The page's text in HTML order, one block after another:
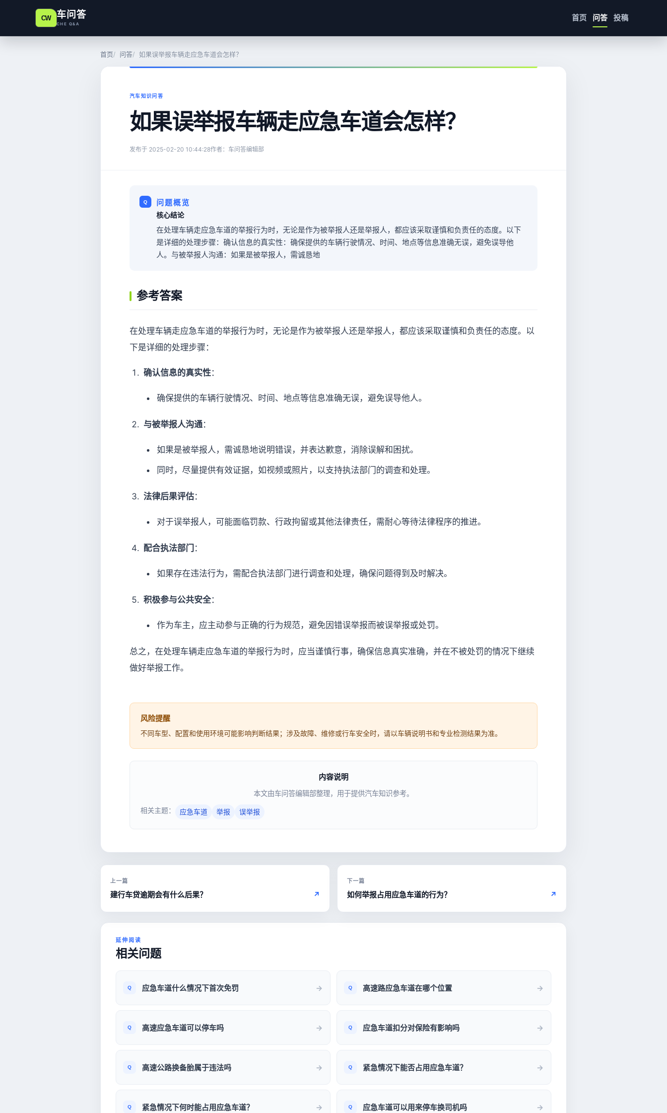
CW 车问答
CHE Q&A
首页 问答 投稿
首页 问答 如果误举报车辆走应急车道会怎样？
汽车知识问答
如果误举报车辆走应急车道会怎样？
发布于 2025-02-20 10:44:28作者：车问答编辑部
问题概览
核心结论
在处理车辆走应急车道的举报行为时，无论是作为被举报人还是举报人，都应该采取谨慎和负责任的态度。以下
是详细的处理步骤：确认信息的真实性：确保提供的车辆行驶情况、时间、地点等信息准确无误，避免误导他
人。与被举报人沟通：如果是被举报人，需诚恳地
参考答案
在处理车辆走应急车道的举报行为时，无论是作为被举报人还是举报人，都应该采取谨慎和负责任的态度。以
下是详细的处理步骤：
确认信息的真实性：
确保提供的车辆行驶情况、时间、地点等信息准确无误，避免误导他人。
与被举报人沟通：
如果是被举报人，需诚恳地说明错误，并表达歉意，消除误解和困扰。
同时，尽量提供有效证据，如视频或照片，以支持执法部门的调查和处理。
法律后果评估：
对于误举报人，可能面临罚款、行政拘留或其他法律责任，需耐心等待法律程序的推进。
配合执法部门 ：
如果存在违法行为，需配合执法部门进行调查和处理，确保问题得到及时解决。
积极参与公共安全：
作为车主，应主动参与正确的行为规范，避免因错误举报而被误举报或处罚。
总之，在处理车辆走应急车道的举报行为时，应当谨慎行事，确保信息真实准确，并在不被处罚的情况下继续
做好举报工作。
风险提醒
不同车型、配置和使用环境可能影响判断结果；涉及故障、维修或行车安全时，请以车辆说明书和专业检测结果为准。
内容说明
本文由车问答编辑部整理，用于提供汽车知识参考。
相关主题：
应急车道 举报 误举报
上一篇
建行车贷逾期会有什么后果？ ↗
下一篇
如何举报占用应急车道的行为？ ↗
延伸阅读
相关问题
应急车道什么情况下首次免罚 高速路应急车道在哪个位置
高速应急车道可以停车吗 应急车道扣分对保险有影响吗
高速公路换备胎属于违法吗 紧急情况下能否占用应急车道？
紧急情况下何时能占用应急车道？ 应急车道可以用来停车换司机吗